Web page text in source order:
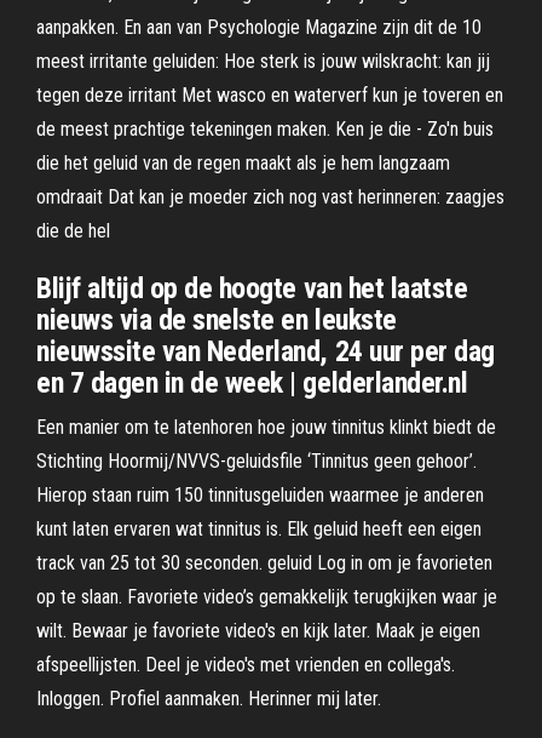
aanpakken. En aan van Psychologie Magazine zijn dit de 10
meest irritante geluiden: Hoe sterk is jouw wilskracht: kan jij
tegen deze irritant Met wasco en waterverf kun je toveren en
de meest prachtige tekeningen maken. Ken je die - Zo'n buis
die het geluid van de regen maakt als je hem langzaam
omdraait Dat kan je moeder zich nog vast herinneren: zaagjes
die de hel
Blijf altijd op de hoogte van het laatste
nieuws via de snelste en leukste
nieuwssite van Nederland, 24 uur per dag
en 7 dagen in de week | gelderlander.nl
Een manier om te latenhoren hoe jouw tinnitus klinkt biedt de
Stichting Hoormij/NVVS-geluidsfile ‘Tinnitus geen gehoor’.
Hierop staan ruim 150 tinnitusgeluiden waarmee je anderen
kunt laten ervaren wat tinnitus is. Elk geluid heeft een eigen
track van 25 tot 30 seconden. geluid Log in om je favorieten
op te slaan. Favoriete video’s gemakkelijk terugkijken waar je
wilt. Bewaar je favoriete video's en kijk later. Maak je eigen
afspeellijsten. Deel je video's met vrienden en collega's.
Inloggen. Profiel aanmaken. Herinner mij later.